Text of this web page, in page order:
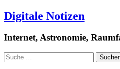
Digitale Notizen
Internet, Astronomie,